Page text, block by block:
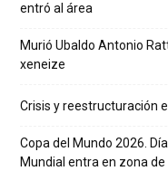
entró al área
Murió Ubaldo Antonio
xeneize
Crisis y reestructuración
Copa del Mundo 2026.
Mundial entra en zona